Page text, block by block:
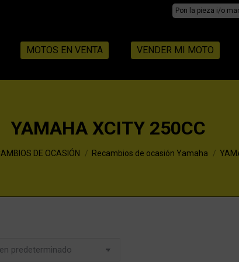
Search:
MOTOS EN VENTA VENDER MI MOTO
YAMAHA XCITY 250CC
DE OCASIÓN Recambios de ocasión Yamaha